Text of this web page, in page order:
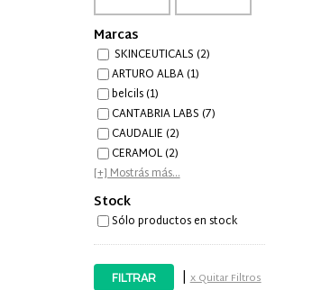
Marcas
SKINCEUTICALS (2)
ARTURO ALBA (1)
belcils (1)
CANTABRIA LABS (7)
CAUDALIE (2)
CERAMOL (2)
[+] Mostrás más...
Stock
Sólo productos en stock
|x Quitar Filtros